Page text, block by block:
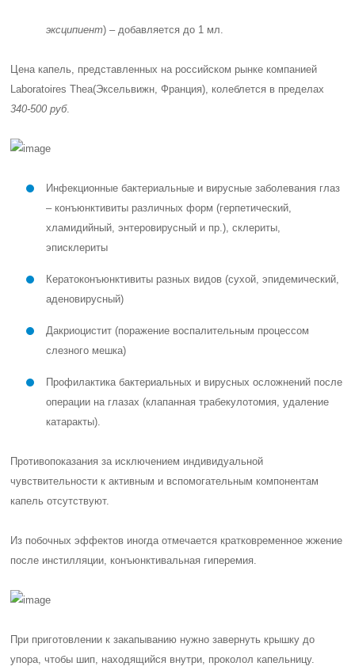
эксципиент) – добавляется до 1 мл.
Цена капель, представленных на российском рынке компанией
Laboratoires Thea(Эксельвижн, Франция), колеблется в пределах
340-500 руб.
Инфекционные бактериальные и вирусные заболевания глаз
– конъюнктивиты различных форм (герпетический,
хламидийный, энтеровирусный и пр.), склериты,
эписклериты
Кератоконъюнктивиты разных видов (сухой, эпидемический,
аденовирусный)
Дакриоцистит (поражение воспалительным процессом
слезного мешка)
Профилактика бактериальных и вирусных осложнений после
операции на глазах (клапанная трабекулотомия, удаление
катаракты).
Противопоказания за исключением индивидуальной
чувствительности к активным и вспомогательным компонентам
капель отсутствуют.
Из побочных эффектов иногда отмечается кратковременноежжение
после инстилляции, конъюнктивальная гиперемия.
При приготовлении к закапыванию нужно завернуть крышку до
упора, чтобы шип, находящийся внутри, проколол капельницу.